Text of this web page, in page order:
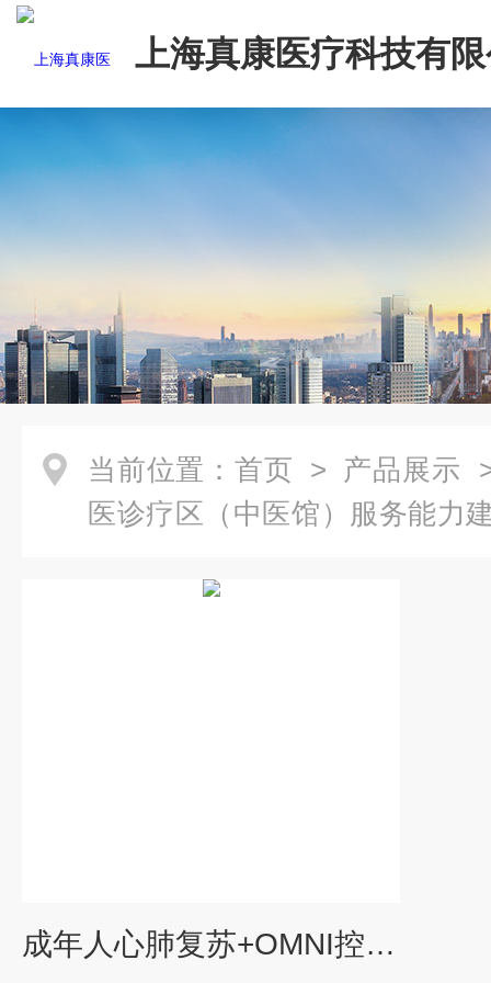
上海真康医疗科技有
当前位置： 首页 > 产品展示
医诊疗区（中医馆）服务能力
成年人心肺复苏+OMNI控制盒（全身）